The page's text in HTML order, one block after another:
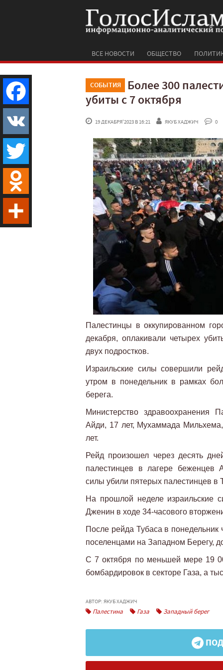
ВСЕ НОВОСТИ ОБЩЕСТВО
СОБЫТИЯ
Более 300
убиты с 7 октября
19 ДЕКАБРЯ'2023 В 16:21 ЯКУБ ХАДЖИЧ 0
Палестинцы в оккупированном
декабря, оплакивали четырех
двух подростков.
Израильские силы совершили
утром в понедельник в рамках
берега.
Министерство здравоохранения
Айди, 17 лет, Мухаммада
лет.
Рейд произошел через десять
палестинцев в лагере беженцев
силы убили пятерых палестинцев в
На прошлой неделе израильские
Дженин в ходе 34-часового
После рейда Тубаса в понедельник
поселенцами на Западном Берегу,
С 7 октября по меньшей мере 19
бомбардировок в секторе Газа, а
АВТОР: ЯКУБ ХАДЖИЧ
Палестина Газа Западный берег
Facebook
VK
Twitter
Odnoklassniki